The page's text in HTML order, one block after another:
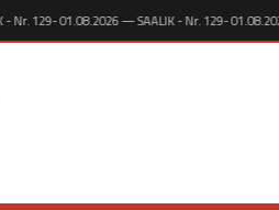
SAALIK - Nr. 129- 01.08.2026 — SAALIK - Nr. 129-